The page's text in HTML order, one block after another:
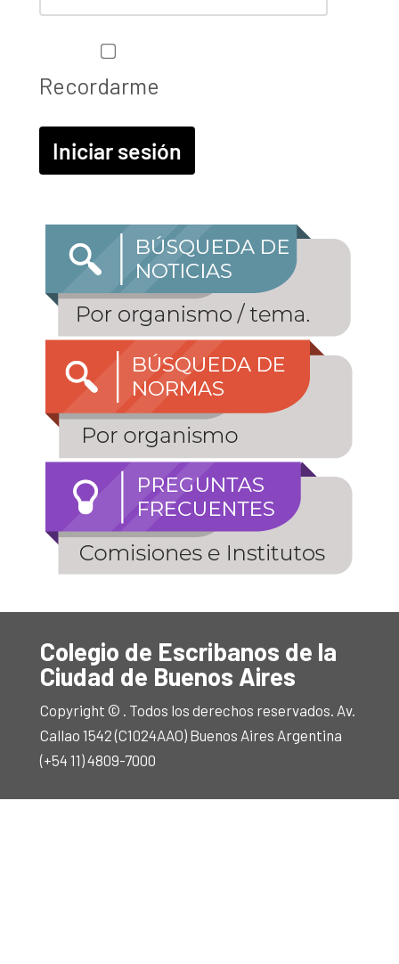
Recordarme
Colegio de Escribanos de la
Ciudad de Buenos Aires
Copyright © . Todos los derechos reservados. Av.
Callao 1542 (C1024AAO) Buenos Aires Argentina
(+54 11) 4809-7000